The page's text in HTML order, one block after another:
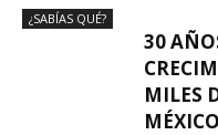
¿SABÍAS QUÉ?
30
MILES
MÉXICO